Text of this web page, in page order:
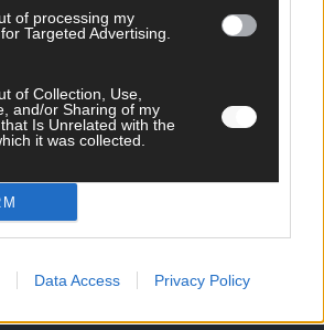
of processing my
Targeted Advertising.
of Collection, Use,
and/or Sharing of my
Is Unrelated with the
it was collected.
Data Access Privacy Policy